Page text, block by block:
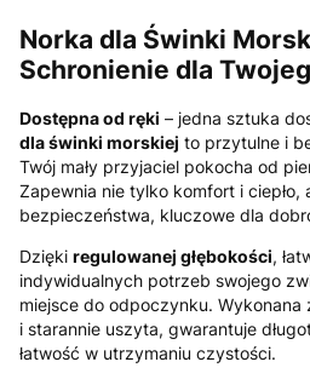
Norka dla Świnki
Schronienie dla
Dostępna od ręki – jedna sztuka
dla świnki morskiej to przytulne i
Twój mały przyjaciel pokocha od
Zapewnia nie tylko komfort i
bezpieczeństwa, kluczowe dla
Dzięki regulowanej głębokości,
indywidualnych potrzeb swojego
miejsce do odpoczynku. Wykonana
i starannie uszyta, gwarantuje
łatwość w utrzymaniu czystości.